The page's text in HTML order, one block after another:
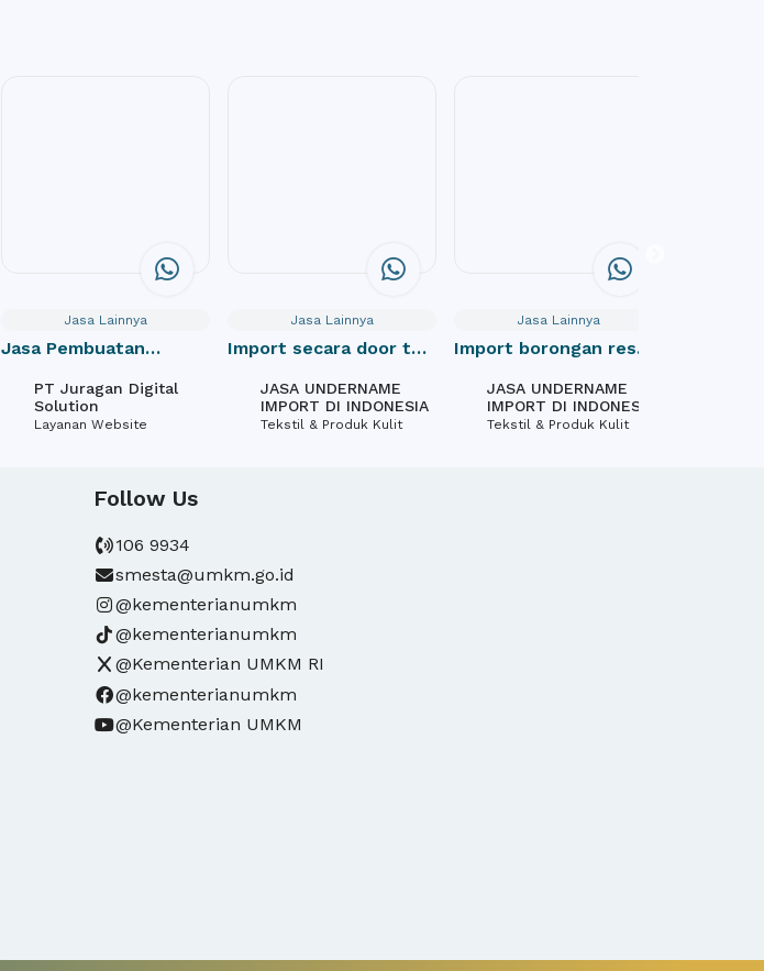
Jasa Lainnya
Jasa Pembuatan
e-Commerce
PT Juragan Digital
Solution
Layanan Website
Jasa Lainnya
Import secara door to
JASA UNDERNAME
IMPORT DI INDONESIA
Tekstil & Produk Kulit
Jasa Lainnya
Import borongan resmi
JASA UNDERNAME
IMPORT DI INDONESIA
Tekstil & Produk Kulit
Follow Us
106 9934
smesta@umkm.go.id
@kementerianumkm
@kementerianumkm
@Kementerian UMKM RI
@kementerianumkm
@Kementerian UMKM